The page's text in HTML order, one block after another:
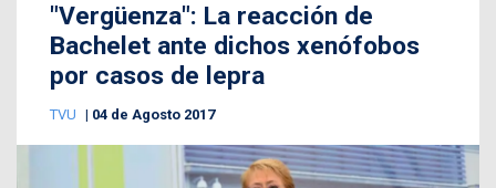
"Vergüenza": La reacción de
Bachelet ante dichos xenófobos
por casos de lepra
TVU 04 de Agosto 2017